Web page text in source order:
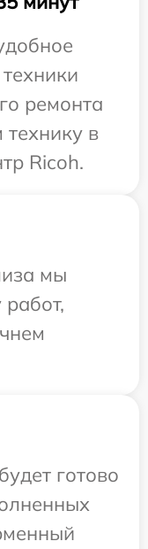
ремонта
в
Ricoh.
мы
готово